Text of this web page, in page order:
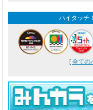
ハイタッチ
[全ての